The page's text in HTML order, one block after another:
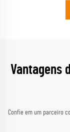
Vantagens
Confie em um parceiro